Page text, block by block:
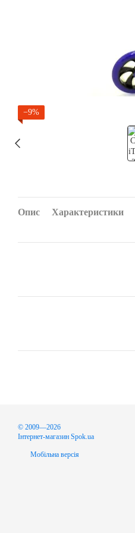
−9%
Опис Характеристики
© 2009—2026
Інтернет-магазин Spok.ua
Мобільна версія